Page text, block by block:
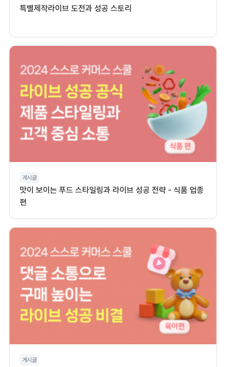
특별제작라이브 도전과 성공 스토리
게시글
맛이 보이는 푸드 스타일링과 라이브 성공 전략 - 식품 업종
편
게시글